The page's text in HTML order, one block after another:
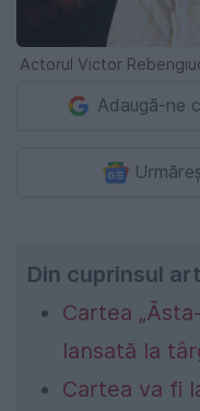
Actorul Victor
Adaugă-ne
Din cuprinsul
Cartea
lansată la
Cartea va fi